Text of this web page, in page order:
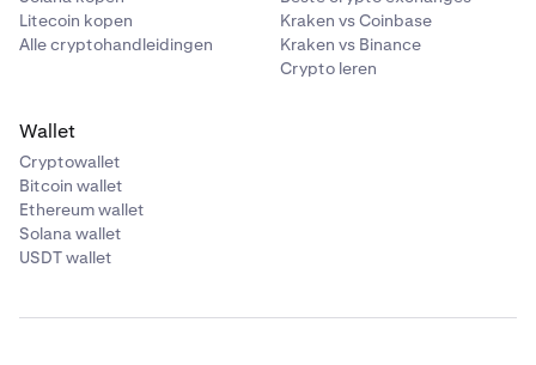
Litecoin kopen
Alle cryptohandleidingen
Kraken vs Coinbase
Kraken vs Binance
Crypto leren
Wallet
Cryptowallet
Bitcoin wallet
Ethereum wallet
Solana wallet
USDT wallet